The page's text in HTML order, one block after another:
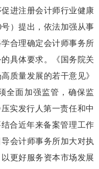
进注册会计师行业健康
号）提出，依法加强从事
合理确定会计师事务所
具体要求。
《国务院关
质量发展的若干意见》
全面加强监管，确保监
实发行人第一责任和中
合近年来备案管理工作
会计师事务所加大对执
更好服务资本市场发展